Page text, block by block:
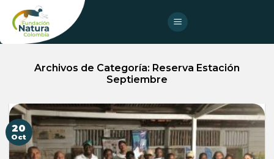
content
Archivos de Categoría: Reserva Estación
Septiembre
20
Oct